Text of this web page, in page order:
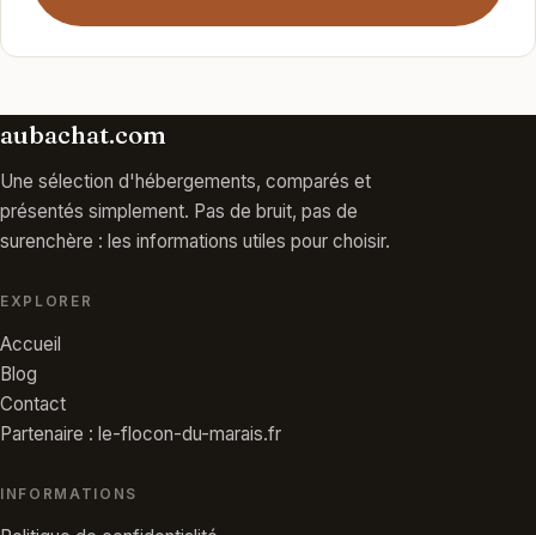
aubachat.com
Une sélection d'hébergements, comparés et
présentés simplement. Pas de bruit, pas de
surenchère : les informations utiles pour choisir.
EXPLORER
Accueil
Blog
Contact
Partenaire : le-flocon-du-marais.fr
INFORMATIONS